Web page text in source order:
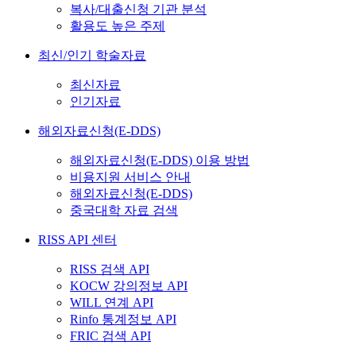
복사/대출신청 기관 분석
활용도 높은 주제
최신/인기 학술자료
최신자료
인기자료
해외자료신청(E-DDS)
해외자료신청(E-DDS) 이용 방법
비용지원 서비스 안내
해외자료신청(E-DDS)
중국대학 자료 검색
RISS API 센터
RISS 검색 API
KOCW 강의정보 API
WILL 연계 API
Rinfo 통계정보 API
FRIC 검색 API